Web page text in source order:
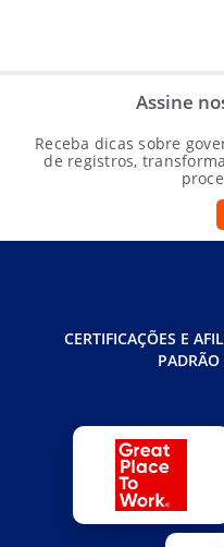
Assine
Receba dicas sobre
de registros,
CERTIFICAÇÕES E